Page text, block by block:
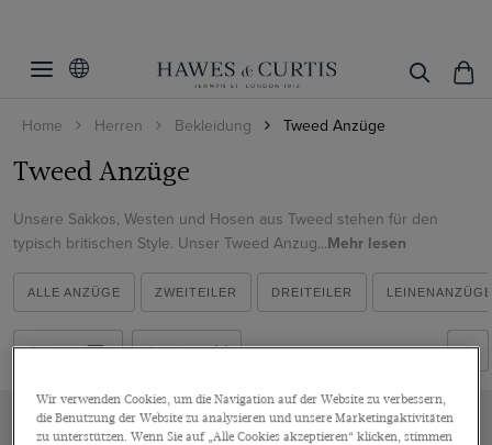
Home Herren Bekleidung Tweed Anzüge
Tweed Anzüge
Unsere Sakkos, Westen und Hosen aus Tweed stehen für den
typisch britischen Style. Unser Tweed Anzug...Mehr lesen
ALLE ANZÜGE ZWEITEILER DREITEILER LEINENANZÜGE
Fischgrat
Braun
Grün
Produkte ansehen
Filters Sortieren nach
Wir verwenden Cookies, um die Navigation auf der Website zu verbessern,
die Benutzung der Website zu analysieren und unsere Marketingaktivitäten
zu unterstützen. Wenn Sie auf „Alle Cookies akzeptieren“ klicken, stimmen